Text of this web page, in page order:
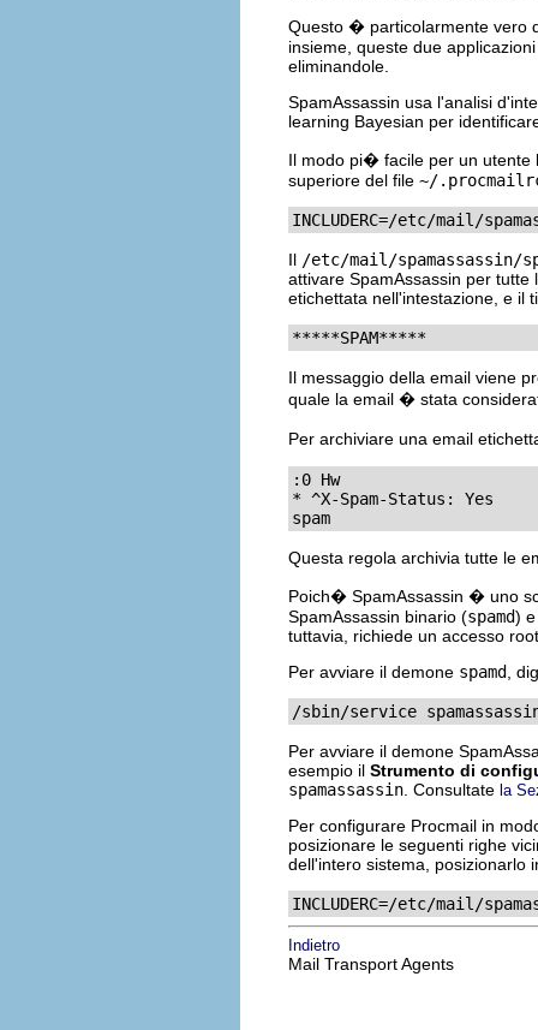
Questo � particolarmente vero
insieme, queste due
eliminandole.
SpamAssassin usa l'analisi
learning Bayesian per
Il modo pi� facile per un utente
superiore del file ~/
INCLUDERC=/etc/mail/
Il /etc/mail/spamassassin/
attivare SpamAssassin per
etichettata nell'intestazione, e il
*****SPAM*****
Il messaggio della email viene
quale la email � stata
Per archiviare una email
:0 Hw
* ^X-Spam-Status: Yes
spam
Questa regola archivia tutte le
Poich� SpamAssassin � uno
SpamAssassin binario (spamd)
tuttavia, richiede un accesso
Per avviare il demone spamd ,
/sbin/service
Per avviare il demone
esempio il Strumento di
spamassassin . Consultate la
Per configurare Procmail in
posizionare le seguenti righe
dell'intero sistema, posizionarlo
INCLUDERC=/etc/mail/
Indietro
Mail Transport Agents